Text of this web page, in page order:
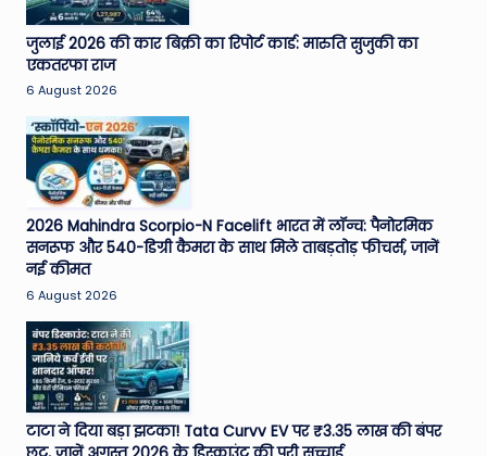
जुलाई 2026 की कार बिक्री का रिपोर्ट कार्ड: मारुति सुजुकी का
एकतरफा राज
6 August 2026
2026 Mahindra Scorpio-N Facelift भारत में लॉन्च: पैनोरमिक
सनरूफ और 540-डिग्री कैमरा के साथ मिले ताबड़तोड़ फीचर्स, जानें
नई कीमत
6 August 2026
टाटा ने दिया बड़ा झटका! Tata Curvv EV पर ₹3.35 लाख की बंपर